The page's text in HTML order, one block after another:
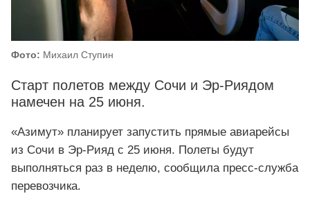
Фото: Михаил Ступин
Старт полетов между Сочи и Эр-Риядом
намечен на 25 июня.
«Азимут» планирует запустить прямые авиарейсы
из Сочи в Эр-Рияд с 25 июня. Полеты будут
выполняться раз в неделю, сообщила пресс-служба
перевозчика.